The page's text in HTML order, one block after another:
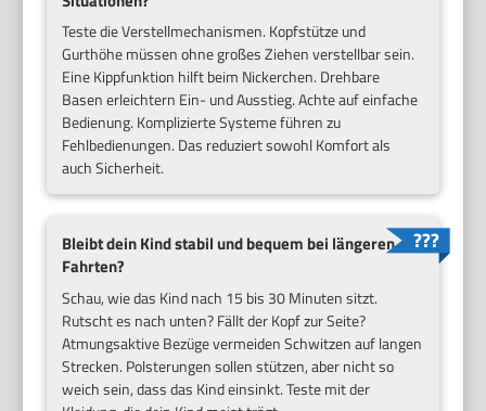
Teste die Verstellmechanismen. Kopfstütze und
Gurthöhe müssen ohne großes Ziehen verstellbar sein.
Eine Kippfunktion hilft beim Nickerchen. Drehbare
Basen erleichtern Ein- und Ausstieg. Achte auf einfache
Bedienung. Komplizierte Systeme führen zu
Fehlbedienungen. Das reduziert sowohl Komfort als
auch Sicherheit.
Bleibt dein Kind stabil und bequem bei längeren
Fahrten?
Schau, wie das Kind nach 15 bis 30 Minuten sitzt.
Rutscht es nach unten? Fällt der Kopf zur Seite?
Atmungsaktive Bezüge vermeiden Schwitzen auf langen
Strecken. Polsterungen sollen stützen, aber nicht so
weich sein, dass das Kind einsinkt. Teste mit der